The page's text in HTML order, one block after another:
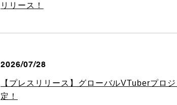
リリース！
2026/07/28
【プレスリリース】グローバルVTuberプロ
定！